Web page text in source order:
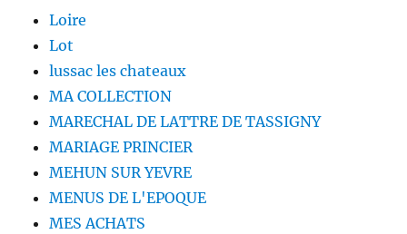
Loire
Lot
lussac les chateaux
MA COLLECTION
MARECHAL DE LATTRE DE TASSIGNY
MARIAGE PRINCIER
MEHUN SUR YEVRE
MENUS DE L'EPOQUE
MES ACHATS